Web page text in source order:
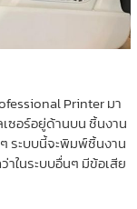
Printer มา
ซอร์อยู่ด้านบน ชิ้นงาน
ระบบนี้จะพิมพ์ชิ้นงาน
ในระบบอื่นๆ มีข้อเสีย